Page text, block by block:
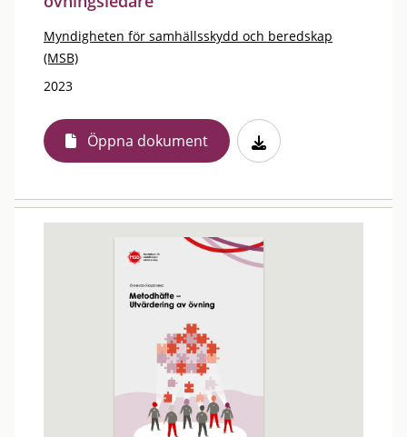
Myndigheten för samhällsskydd och beredskap
(MSB)
2023
Öppna dokument